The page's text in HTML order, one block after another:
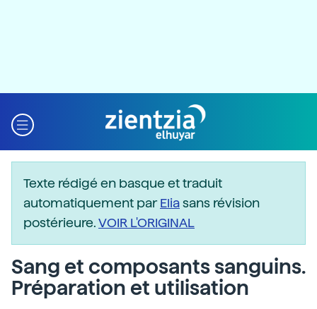
Texte rédigé en basque et traduit
automatiquement parEliasans révision
postérieure.VOIR L'ORIGINAL
Sang et composants sanguins.
Préparation et utilisation